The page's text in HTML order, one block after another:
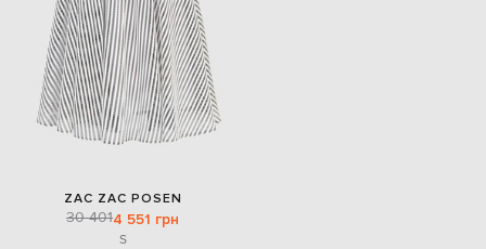
ZAC ZAC POSEN
30 4014 551 грн
S